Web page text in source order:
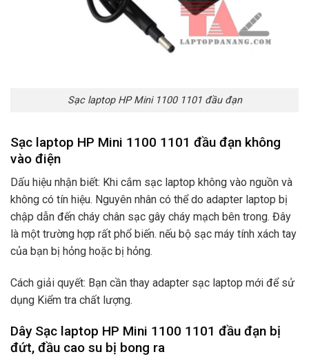
Sạc laptop HP Mini 1100 1101 đầu đạn
Sạc laptop HP Mini 1100 1101 đầu đạn không
vào điện
Dấu hiệu nhận biết: Khi cắm sạc laptop không vào nguồn và
không có tín hiệu. Nguyên nhân có thể do adapter laptop bị
chập dẫn đến cháy chân sạc gây cháy mạch bên trong. Đây
là một trường hợp rất phổ biến. nếu bộ sạc máy tính xách tay
của bạn bị hỏng hoặc bị hỏng.
Cách giải quyết: Bạn cần thay adapter sạc laptop mới để sử
dụng Kiểm tra chất lượng.
Dây Sạc laptop HP Mini 1100 1101 đầu đạn bị
đứt, đầu cao su bị bong ra